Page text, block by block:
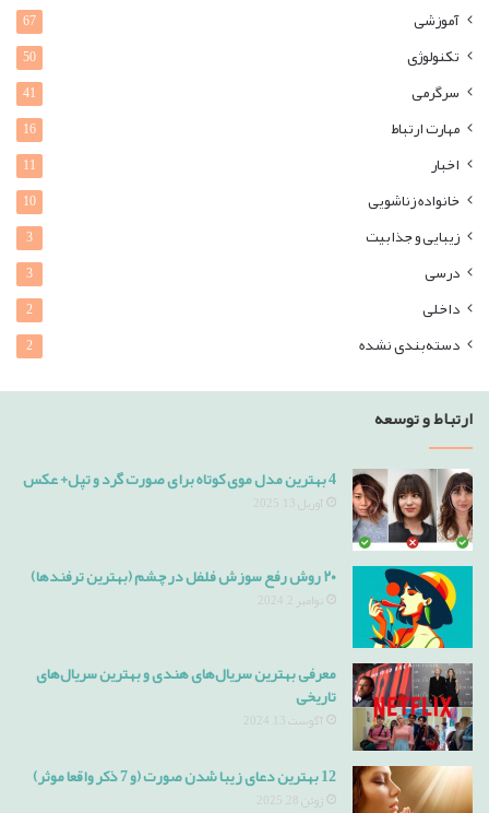
آموزشی 67
تکنولوژی 50
سرگرمی 41
مهارت ارتباط 16
اخبار 11
خانواده زناشویی 10
زیبایی و جذابیت 3
درسی 3
داخلی 2
دسته‌بندی نشده 2
ارتباط و توسعه
4 بهترین مدل موی کوتاه برای صورت گرد و تپل+ عکس
آوریل 13, 2025
۲۰ روش رفع سوزش فلفل در چشم (بهترین ترفندها)
نوامبر 2, 2024
معرفی بهترین سریال‌های هندی و بهترین سریال‌های
تاریخی
آگوست 13, 2024
12 بهترین دعای زیبا شدن صورت (و 7 ذکر واقعا موثر)
ژوئن 28, 2025